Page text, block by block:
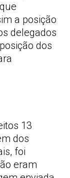
a posição
delegados
dos
13
dos
foi
eram